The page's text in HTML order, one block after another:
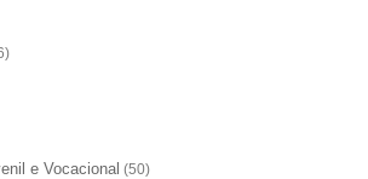
e Vocacional (50)